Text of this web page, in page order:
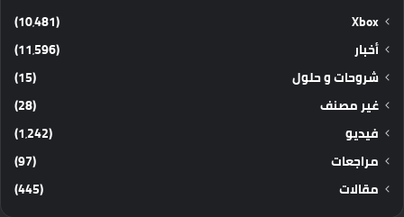
Xbox
(10٬481)
أخبار
(11٬596)
شروحات و حلول
(15)
غير مصنف
(28)
فيديو
(1٬242)
مراجعات
(97)
مقالات
(445)